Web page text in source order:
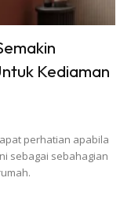
Kediaman
perhatian apabila
sebagai sebahagian